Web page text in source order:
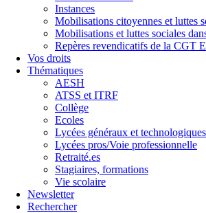
Instances
Mobilisations citoyennes et luttes
Mobilisations et luttes sociales
Repères revendicatifs de la CGT
Vos droits
Thématiques
AESH
ATSS et ITRF
Collège
Ecoles
Lycées généraux et technologiques
Lycées pros/Voie professionnelle
Retraité.es
Stagiaires, formations
Vie scolaire
Newsletter
Rechercher